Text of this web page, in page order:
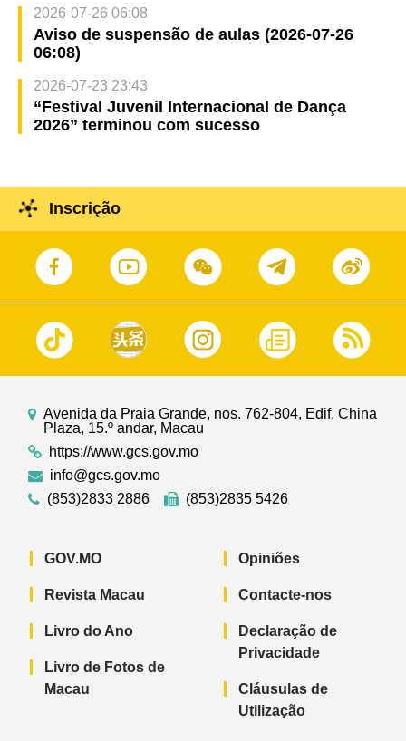
2026-07-26 06:08
Aviso de suspensão de aulas (2026-07-26
06:08)
2026-07-23 23:43
“Festival Juvenil Internacional de Dança
2026” terminou com sucesso
Inscrição
Avenida da Praia Grande, nos. 762-804, Edif. China
Plaza, 15.º andar, Macau
https://www.gcs.gov.mo
info@gcs.gov.mo
(853)2833 2886
(853)2835 5426
GOV.MO
Revista Macau
Livro do Ano
Livro de Fotos de
Macau
Opiniões
Contacte-nos
Declaração de
Privacidade
Cláusulas de
Utilização